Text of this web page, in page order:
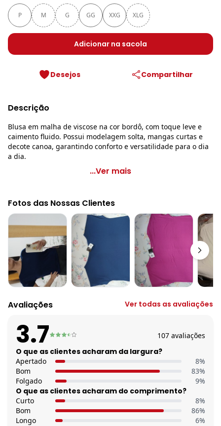
P M G GG XXG XLG
Adicionar na sacola
Desejos Compartilhar
Descrição
Blusa em malha de viscose na cor bordô, com toque leve e
caimento fluido. Possui modelagem solta, mangas curtas e
decote canoa, garantindo conforto e versatilidade para o dia
a dia.
Quintess - Blusa Bordô em Malha de Viscose
Modelagem: Solta
Comprimento da manga: Curta
Comprimento: Tradicional
Decote frente: Canoa
Tecido: Malha de viscose com elastano 190g 96% viscose, 4%
elastano meia malha
Uso trabalho: Sim
...Ver mais
Fotos das Nossas Clientes
Avaliações Ver todas as avaliações
3.7 107 avaliações
O que as clientes acharam da largura?
Apertado 8%
Bom
83%
Folgado
9%
O que as clientes acharam do comprimento?
Curto 8%
Bom
86%
Longo
6%